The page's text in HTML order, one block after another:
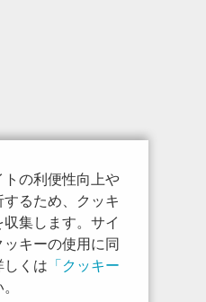
の利便性向上や
るため、クッキ
集します。サイ
ッキーの使用に同
しくは 「クッキー